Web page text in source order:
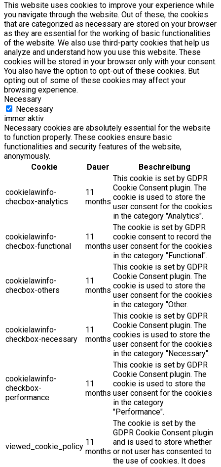
This website uses cookies to improve your experience while
you navigate through the website. Out of these, the cookies
that are categorized as necessary are stored on your browser
as they are essential for the working of basic functionalities
of the website. We also use third-party cookies that help us
analyze and understand how you use this website. These
cookies will be stored in your browser only with your consent.
You also have the option to opt-out of these cookies. But
opting out of some of these cookies may affect your
browsing experience.
Necessary
Necessary
immer aktiv
Necessary cookies are absolutely essential for the website
to function properly. These cookies ensure basic
functionalities and security features of the website,
anonymously.
Cookie
Dauer Beschreibung
cookielawinfo-
checbox-analytics
11
months
This cookie is set by GDPR
Cookie Consent plugin. The
cookie is used to store the
user consent for the cookies
in the category "Analytics".
cookielawinfo-
checbox-functional
11
months
The cookie is set by GDPR
cookie consent to record the
user consent for the cookies
in the category "Functional".
cookielawinfo-
checbox-others
11
months
This cookie is set by GDPR
Cookie Consent plugin. The
cookie is used to store the
user consent for the cookies
in the category "Other.
cookielawinfo-
checkbox-necessary
11
months
This cookie is set by GDPR
Cookie Consent plugin. The
cookies is used to store the
user consent for the cookies
in the category "Necessary".
cookielawinfo-
checkbox-
performance
11
months
This cookie is set by GDPR
Cookie Consent plugin. The
cookie is used to store the
user consent for the cookies
in the category
"Performance".
viewed_cookie_policy 11
months
The cookie is set by the
GDPR Cookie Consent plugin
and is used to store whether
or not user has consented to
the use of cookies. It does